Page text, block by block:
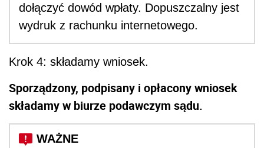
dołączyć dowód wpłaty. Dopuszczalny jest
wydruk z rachunku internetowego.
Krok 4: składamy wniosek.
Sporządzony, podpisany i opłacony wniosek
składamy w biurze podawczym sądu.